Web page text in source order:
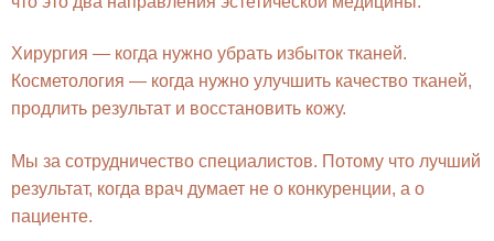
Хирургия — когда нужно убрать избыток тканей.
Косметология — когда нужно улучшить качество тканей,
продлить результат и восстановить кожу.
Мы за сотрудничество специалистов. Потому что лучший
результат, когда врач думает не о конкуренции, а о
пациенте.